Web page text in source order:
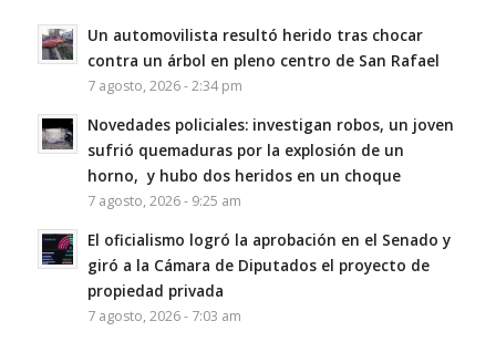
Un automovilista resultó herido tras chocar
contra un árbol en pleno centro de San Rafael
7 agosto, 2026 - 2:34 pm
Novedades policiales: investigan robos, un joven
sufrió quemaduras por la explosión de un
horno, y hubo dos heridos en un choque
7 agosto, 2026 - 9:25 am
El oficialismo logró la aprobación en el Senado y
giró a la Cámara de Diputados el proyecto de
propiedad privada
7 agosto, 2026 - 7:03 am